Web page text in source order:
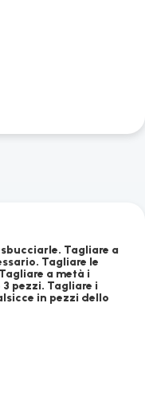
Tagliare a
Tagliare le
a metà i
pezzi. Tagliare i
in pezzi dello